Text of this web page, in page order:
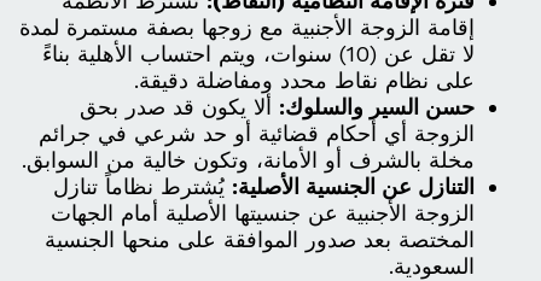
إقامة الزوجة الأجنبية مع زوجها بصفة مستمرة لمدة
لا تقل عن (10) سنوات، ويتم احتساب الأهلية بناءً
على نظام نقاط محدد ومفاضلة دقيقة.
حسن السير والسلوك: ألا يكون قد صدر بحق
الزوجة أي أحكام قضائية أو حد شرعي في جرائم
مخلة بالشرف أو الأمانة، وتكون خالية من السوابق.
التنازل عن الجنسية الأصلية: يُشترط نظاماً تنازل
الزوجة الأجنبية عن جنسيتها الأصلية أمام الجهات
المختصة بعد صدور الموافقة على منحها الجنسية
السعودية.